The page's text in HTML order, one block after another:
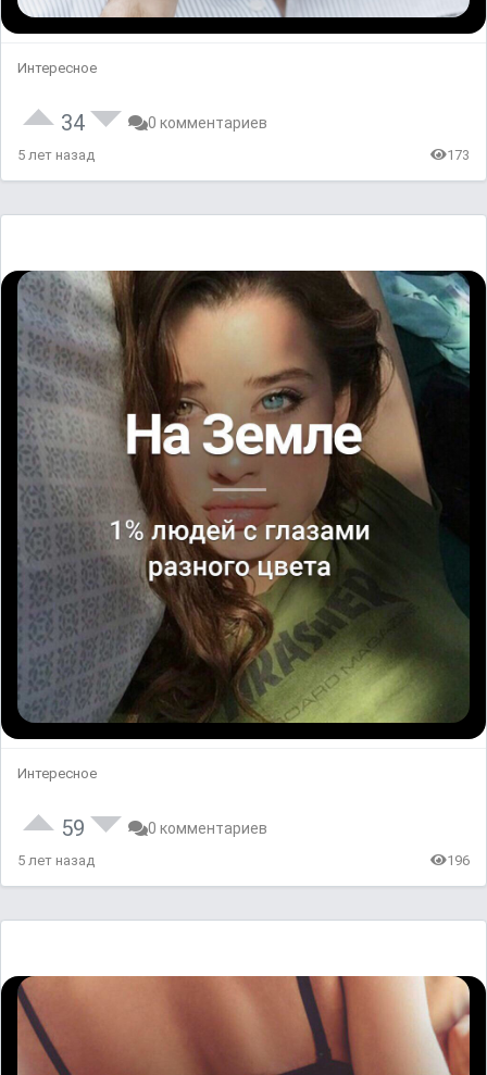
Интересное
34 0 комментариев
5 лет назад 173
Интересное
59 0 комментариев
5 лет назад 196